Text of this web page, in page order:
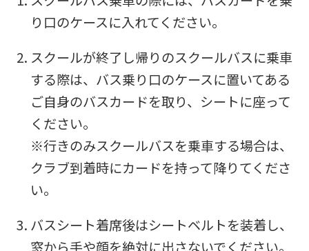
り口のケースに入れてください。
スクールが終了し帰りのスクールバスに乗車
する際は、バス乗り口のケースに置いてある
ご自身のバスカードを取り、シートに座って
ください。
※行きのみスクールバスを乗車する場合は、
クラブ到着時にカードを持って降りてくださ
い。
バスシート着席後はシートベルトを装着し、
For
foreigners
Central
Sports
website
translated
into